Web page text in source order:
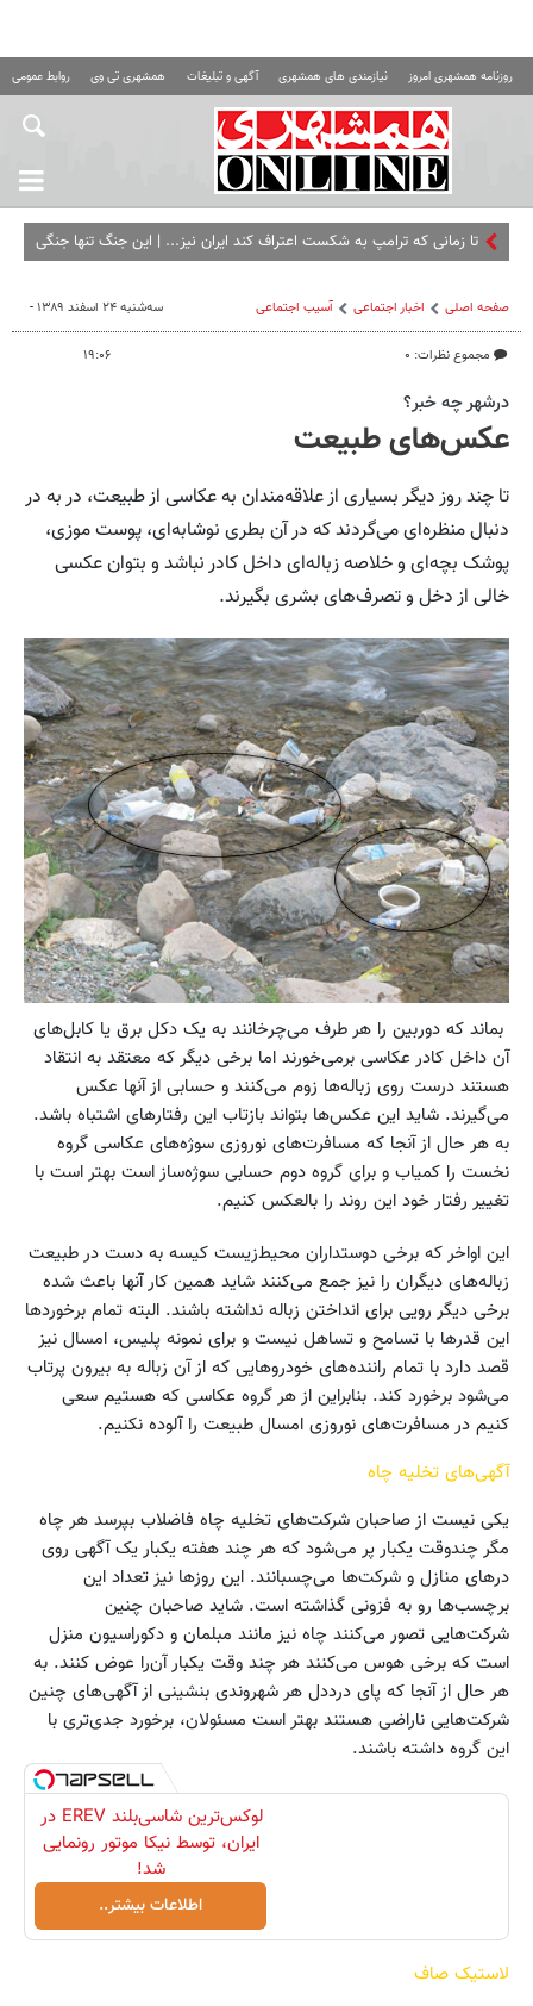
روزنامه همشهری امروز نیازمندی های همشهری آگهی و تبلیغات همشهری تی وی روابط عمومی
تا زمانی که ترامپ به شکست اعتراف کند ایران نیز... | این جنگ تنها جنگی
صفحه اصلی اخبار اجتماعی آسیب اجتماعی
مجموع نظرات: ۰
سه‌شنبه ۲۴ اسفند ۱۳۸۹ -
۱۹:۰۶
درشهر چه خبر؟
عکس‌های طبیعت
تا چند روز دیگر بسیاری از علاقه‌مندان به عکاسی از طبیعت، در به در
دنبال منظره‌ای می‌گردند که در آن بطری نوشابه‌ای، پوست موزی،
پوشک بچه‌ای و خلاصه زباله‌ای داخل کادر نباشد و بتوان عکسی
خالی از دخل و تصرف‌‌های بشری بگیرند.
بماند که دوربین را هر طرف می‌چرخانند به یک دکل برق یا کابل‌های
آن داخل کادر عکاسی برمی‌خورند اما برخی دیگر که معتقد به انتقاد
هستند درست روی زباله‌ها زوم می‌کنند و حسابی از آنها عکس
می‌گیرند. شاید این عکس‌ها بتواند بازتاب این رفتار‌های اشتباه باشد.
به هر حال از آنجا که مسافرت‌های نوروزی سوژه‌های عکاسی گروه
نخست را کمیاب و برای گروه دوم حسابی سوژه‌ساز است بهتر است با
تغییر رفتار خود این روند را بالعکس کنیم.
این اواخر که برخی دوستداران محیط‌زیست کیسه به دست در طبیعت
زباله‌های دیگران را نیز جمع می‌کنند شاید همین کار آنها باعث شده
برخی دیگر رویی برای انداختن زباله نداشته باشند. البته تمام برخورد‌ها
این قدر‌ها با تسامح و تساهل نیست و برای نمونه پلیس، امسال نیز
قصد دارد با تمام راننده‌های خودرو‌هایی که از آن زباله به بیرون پرتاب
می‌شود برخورد کند. بنابراین از هر گروه عکاسی که هستیم سعی
کنیم در مسافرت‌های نوروزی امسال طبیعت را آلوده نکنیم.
آگهی‌های تخلیه چاه
یکی نیست از صاحبان شرکت‌های تخلیه چاه فاضلاب بپرسد هر چاه
مگر چند‌وقت یکبار پر می‌شود که هر چند هفته یکبار یک آگهی روی
در‌های منازل و شرکت‌ها می‌چسبانند. این روز‌ها نیز تعداد این
برچسب‌ها رو به فزونی گذاشته است. شاید صاحبان چنین
شرکت‌هایی تصور می‌کنند چاه نیز مانند مبلمان و دکوراسیون منزل
است که برخی هوس می‌کنند هر چند وقت یکبار آن‌را عوض کنند. به
هر حال از آنجا که پای درددل هر شهروندی بنشینی از آگهی‌های چنین
شرکت‌هایی ناراضی هستند بهتر است مسئولان، برخورد جدی‌تری با
این گروه داشته باشند.
لوکس‌ترین شاسی‌بلند EREV در
ایران، توسط نیکا موتور رونمایی
شد!
اطلاعات بیشتر..
لاستیک صاف